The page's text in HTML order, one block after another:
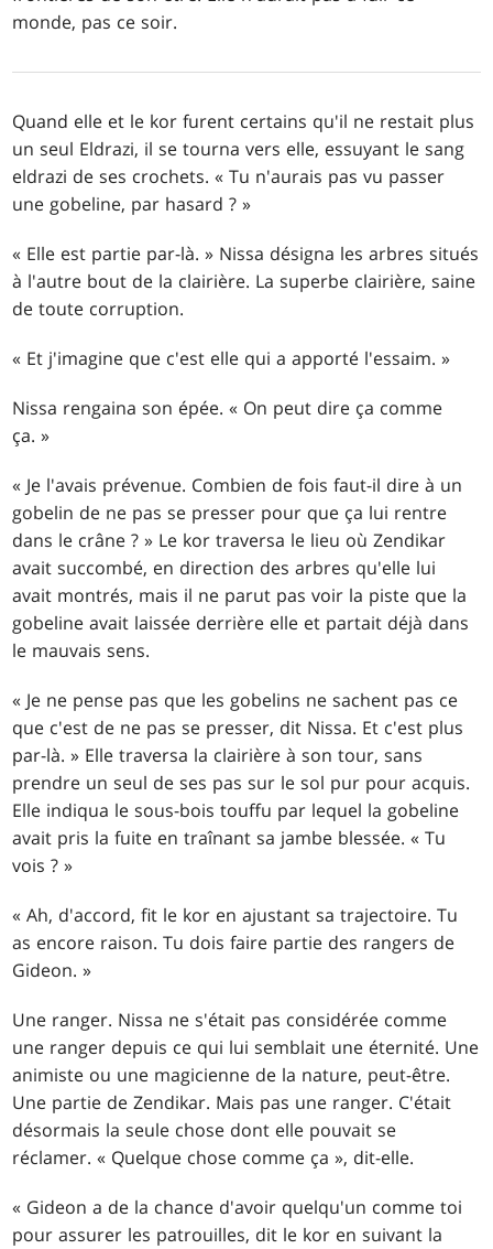
monde, pas ce soir.
Quand elle et le kor furent certains qu'il ne restait plus
un seul Eldrazi, il se tourna vers elle, essuyant le sang
eldrazi de ses crochets. « Tu n'aurais pas vu passer
une gobeline, par hasard ? »
« Elle est partie par-là. » Nissa désigna les arbres situés
à l'autre bout de la clairière. La superbe clairière, saine
de toute corruption.
« Et j'imagine que c'est elle qui a apporté l'essaim. »
Nissa rengaina son épée. « On peut dire ça comme
ça. »
« Je l'avais prévenue. Combien de fois faut-il dire à un
gobelin de ne pas se presser pour que ça lui rentre
dans le crâne ? » Le kor traversa le lieu où Zendikar
avait succombé, en direction des arbres qu'elle lui
avait montrés, mais il ne parut pas voir la piste que la
gobeline avait laissée derrière elle et partait déjà dans
le mauvais sens.
« Je ne pense pas que les gobelins ne sachent pas ce
que c'est de ne pas se presser, dit Nissa. Et c'est plus
par-là. » Elle traversa la clairière à son tour, sans
prendre un seul de ses pas sur le sol pur pour acquis.
Elle indiqua le sous-bois touffu par lequel la gobeline
avait pris la fuite en traînant sa jambe blessée. « Tu
vois ? »
« Ah, d'accord, fit le kor en ajustant sa trajectoire. Tu
as encore raison. Tu dois faire partie des rangers de
Gideon. »
Une ranger. Nissa ne s'était pas considérée comme
une ranger depuis ce qui lui semblait une éternité. Une
animiste ou une magicienne de la nature, peut-être.
Une partie de Zendikar. Mais pas une ranger. C'était
désormais la seule chose dont elle pouvait se
réclamer. « Quelque chose comme ça », dit-elle.
« Gideon a de la chance d'avoir quelqu'un comme toi
pour assurer les patrouilles, dit le kor en suivant la